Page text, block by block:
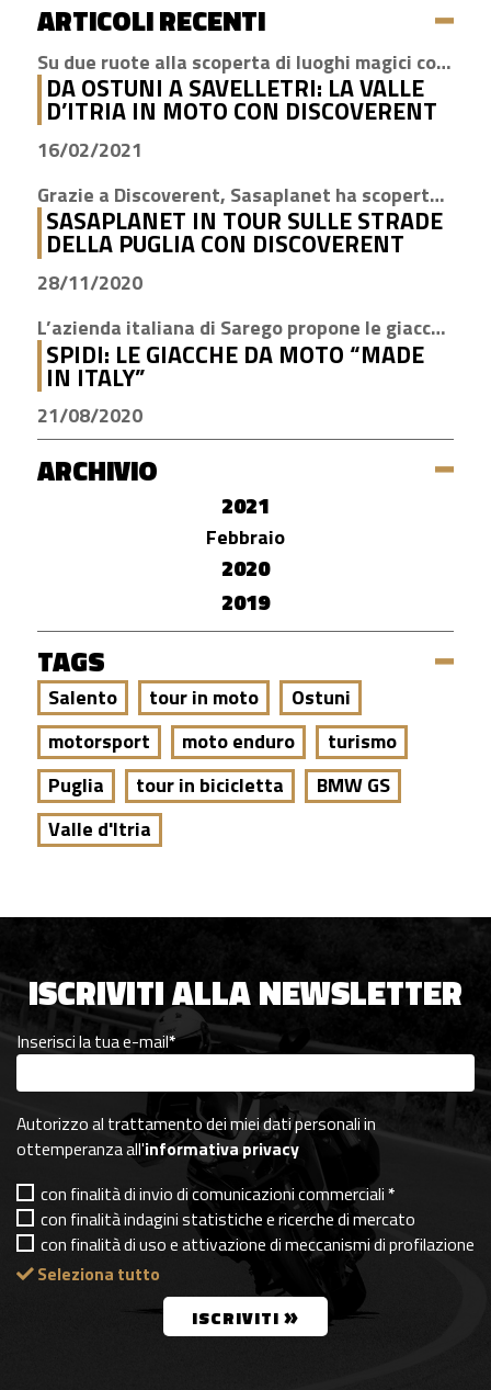
ARTICOLI RECENTI
Su due ruote alla scoperta di luoghi magici come Cisternino, Locorotondo e Alberobello
DA OSTUNI A SAVELLETRI: LA VALLE
D’ITRIA IN MOTO CON DISCOVERENT
16/02/2021
Grazie a Discoverent, Sasaplanet ha scoperto la magia della nostra amata regione
SASAPLANET IN TOUR SULLE STRADE
DELLA PUGLIA CON DISCOVERENT
28/11/2020
L’azienda italiana di Sarego propone le giacche con la tecnologia H2Out, impermeabile, antivento e traspirante
SPIDI: LE GIACCHE DA MOTO “MADE
IN ITALY”
21/08/2020
ARCHIVIO
2021
Febbraio
2020
2019
TAGS
Salento tour in moto
Ostuni
motorsport
moto enduro
turismo
Puglia
tour in bicicletta
BMW GS
Valle d'Itria
ISCRIVITI ALLA NEWSLETTER
Inserisci la tua e-mail*
Autorizzo al trattamento dei miei dati personali in
ottemperanza all'informativa privacy
con finalità di invio di comunicazioni commerciali*
con finalità indagini statistiche e ricerche di mercato
con finalità di uso e attivazione di meccanismi di profilazione
Seleziona tutto
ISCRIVITI »